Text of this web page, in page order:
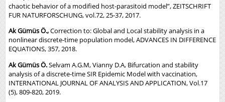
chaotic behavior of a modified host-parasitoid model”, ZEITSCHRIFT
FUR NATURFORSCHUNG, vol.72, 25-37, 2017.
Ak Gümüs Ö.,Correction to: Global and Local stability analysis in a
nonlinear discrete-time population model, ADVANCES IN DIFFERENCE
EQUATIONS, 357, 2018.
Ak Gümüs Ö.Selvam A.G.M, Vianny D.A, Bifurcation and stability
analysis of a discrete-time SIR Epidemic Model with vaccination,
INTERNATIONAL JOURNAL OF ANALYSIS AND APPLICATION, Vol.17
(5), 809-820, 2019.